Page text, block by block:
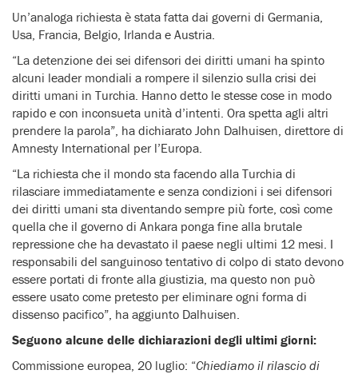
Un’analoga richiesta è stata fatta dai governi di Germania,
Usa, Francia, Belgio, Irlanda e Austria.
“La detenzione dei sei difensori dei diritti umani ha spinto
alcuni leader mondiali a rompere il silenzio sulla crisi dei
diritti umani in Turchia. Hanno detto le stesse cose in modo
rapido e con inconsueta unità d’intenti. Ora spetta agli altri
prendere la parola”, ha dichiarato John Dalhuisen, direttore di
Amnesty International per l’Europa.
“La richiesta che il mondo sta facendo alla Turchia di
rilasciare immediatamente e senza condizioni i sei difensori
dei diritti umani sta diventando sempre più forte, così come
quella che il governo di Ankara ponga fine alla brutale
repressione che ha devastato il paese negli ultimi 12 mesi. I
responsabili del sanguinoso tentativo di colpo di stato devono
essere portati di fronte alla giustizia, ma questo non può
essere usato come pretesto per eliminare ogni forma di
dissenso pacifico”, ha aggiunto Dalhuisen.
Seguono alcune delle dichiarazioni degli ultimi giorni:
Commissione europea, 20 luglio: “Chiediamo il rilascio di